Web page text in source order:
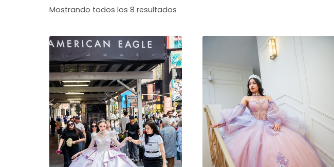
Mostrando todos los 8 resultados
latest